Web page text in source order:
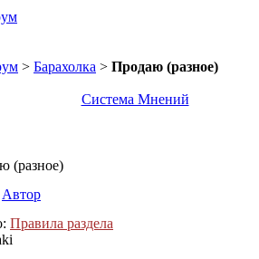
> Барахолка > Продаю (разное)
Система Мнений
(разное)
Автор
Правила раздела